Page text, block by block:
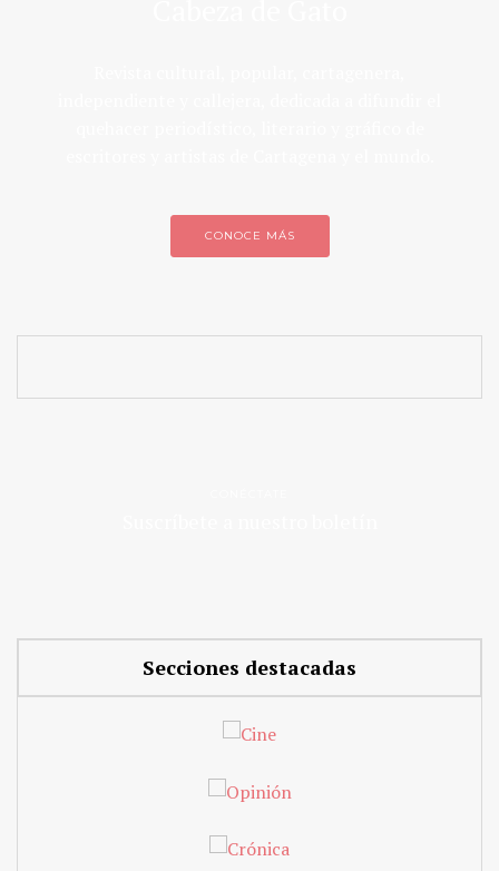
CONOCE MÁS
Secciones destacadas